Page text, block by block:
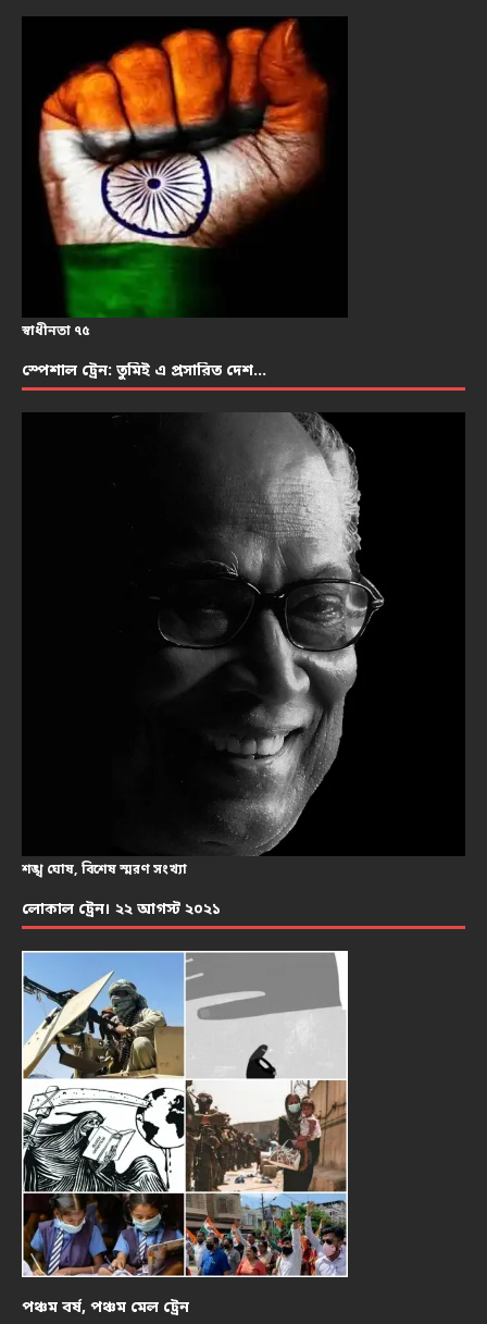
স্বাধীনতা ৭৫
স্পেশাল ট্রেন: তুমিই এ প্রসারিত দেশ…
শঙ্খ ঘোষ, বিশেষ স্মরণ সংখ্যা
লোকাল ট্রেন। ২২ আগস্ট ২০২১
পঞ্চম বর্ষ, পঞ্চম মেল ট্রেন